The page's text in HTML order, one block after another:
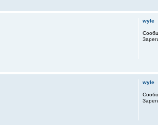
wyle
wyle